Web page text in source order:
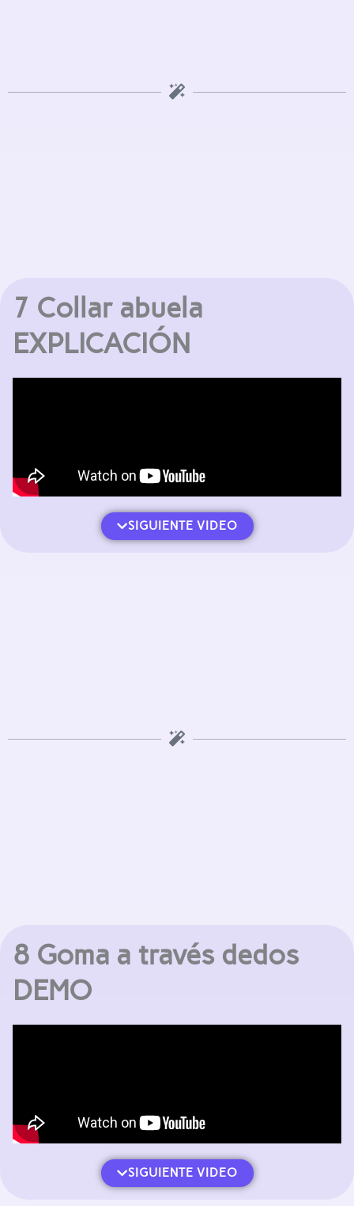
7 Collar abuela
EXPLICACIÓN
SIGUIENTE VIDEO
8 Goma a través dedos
DEMO
SIGUIENTE VIDEO